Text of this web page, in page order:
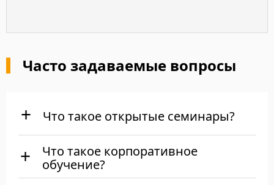
Часто задаваемые вопросы
Что такое открытые семинары?
Что такое корпоративное
обучение?